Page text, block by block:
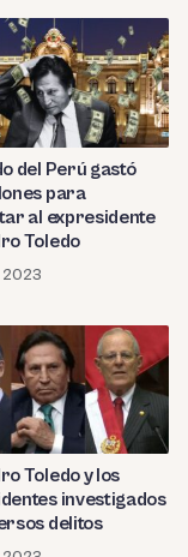
del Perú gastó
para
al expresidente
Toledo
2023
Toledo y los
investigados
delitos